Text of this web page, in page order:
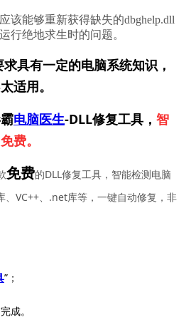
该能够重新获得缺失的dbghelp.dll
行绝地求生时的问题。
具有一定的电脑系统知识，
适用。
电脑医生-DLL修复工具， 智
费。
免费的DLL修复工具，智能检测电脑
、VC++、.net库等，一键自动修复，非
”；
成。